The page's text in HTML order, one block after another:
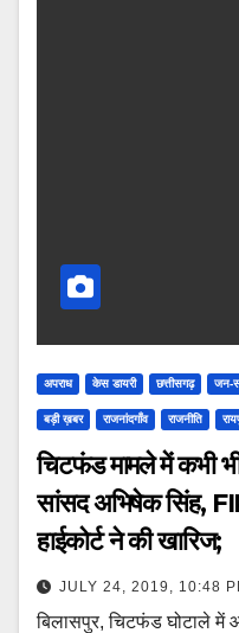
अपराध केस डायरी छत्तीसगढ़ जन-
बड़ी ख़बर राजनांदगाँव राजनीति
चिटफंड मामले में कभी भी
सांसद अभिषेक सिंह,
हाईकोर्ट ने की खारिज;
JULY 24, 2019, 10:48
बिलासपुर, चिटफंड घोटाले में